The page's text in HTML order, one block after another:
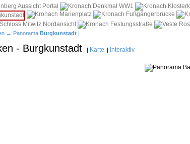
→ Panorama Burgkunstadt |
- Burgkunstadt | Karte | Interaktiv